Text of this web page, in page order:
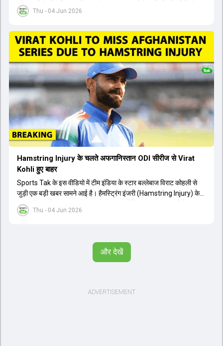
Thu - 04 Jun 2026
पुष्टि की है कि तेज गेंदबाज मोहम्मद सिराज पूरी तरह से फिट हैं और खेलने के लिए
उपलब्ध हैं। आईपीएल के दौरान लगी चोट के कारण उनके खेलने पर संदेह था,
सुथार और हर्ष दुबे को कुलदीप यादव और वाशिंगटन सुंदर के साथ प्लेइंग 11 में मौका
मिलने की प्रबल संभावना है। कप्तान शुभमन गिल विकेट की स्थिति को ध्यान में
रखते हुए अंतिम 11 का फैसला करेंगे। टीम में यशस्वी जायसवाल, केएल राहुल,
ऋषभ पंत और ध्रुव जुरेल जैसे खिलाड़ी भी शामिल हैं। यह टेस्ट मैच विश्व टेस्ट
चैंपियनशिप चक्र का हिस्सा नहीं है, लेकिन भारतीय टीम के लिए काफी महत्वपूर्ण
है। अंत में फैंस के सवालों का जवाब देते हुए टी20 कप्तानी और हेड कोच गौतम
गंभीर से जुड़ी जानकारी भी साझा की गई।
Thu - 04 Jun 2026
Hamstring Injury के चलते अफगानिस्तान ODI सीरीज से Virat
Kohli हुए बाहर
Sports Tak के इस वीडियो में टीम इंडिया के स्टार बल्लेबाज विराट कोहली से
जुड़ी एक बड़ी खबर सामने आई है। हैमस्ट्रिंग इंजरी (Hamstring Injury) के
कारण विराट कोहली अफगानिस्तान के खिलाफ होने वाली आगामी तीन मैचों की
वनडे सीरीज से बाहर हो गए हैं। भारत और अफगानिस्तान के बीच इस वनडे सीरीज
खत्म हुए आईपीएल में शानदार प्रदर्शन करने वाले विराट कोहली का इस सीरीज से
बाहर होना भारतीय फैंस के लिए एक बहुत बड़ा झटका है। यह वनडे सीरीज 2027
और देखें